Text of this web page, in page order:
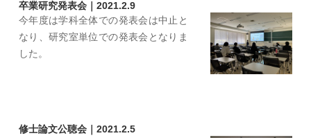
卒業研究発表会｜2021.2.9
今年度は学科全体での発表会は中止と
なり、研究室単位での発表会となりま
した。
修士論文公聴会｜2021.2.5